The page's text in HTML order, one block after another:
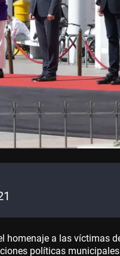
homenaje a las víctimas
políticas